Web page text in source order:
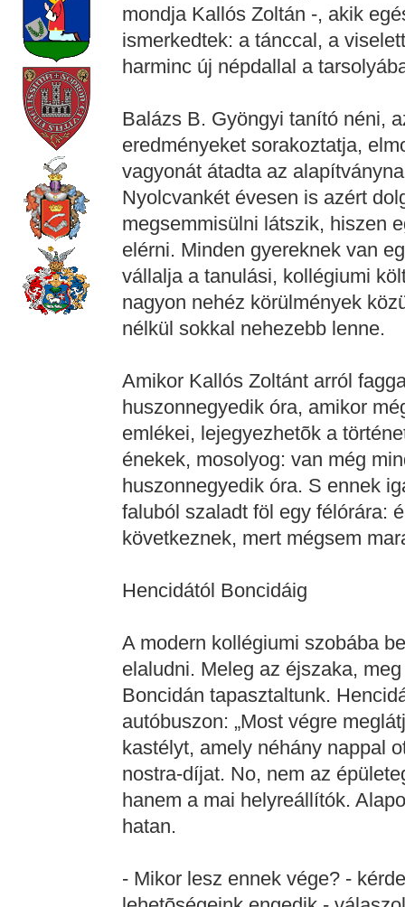
mondja Kallós Zoltán -, akik
ismerkedtek: a tánccal, a
harminc új népdallal a
Balázs B. Gyöngyi tanító néni,
eredményeket sorakoztatja,
vagyonát átadta az
Nyolcvankét évesen is azért
megsemmisülni látszik, hiszen
elérni. Minden gyereknek van
vállalja a tanulási, kollégiumi
nagyon nehéz körülmények
nélkül sokkal nehezebb lenne.
Amikor Kallós Zoltánt arról
huszonnegyedik óra, amikor
emlékei, lejegyezhetõk a
énekek, mosolyog: van még
huszonnegyedik óra. S ennek
faluból szaladt föl egy félórára:
következnek, mert mégsem
Hencidától Boncidáig
A modern kollégiumi szobába
elaludni. Meleg az éjszaka,
Boncidán tapasztaltunk.
autóbuszon: „Most végre
kastélyt, amely néhány nappal
nostra-díjat. No, nem az
hanem a mai helyreállítók.
hatan.
- Mikor lesz ennek vége? -